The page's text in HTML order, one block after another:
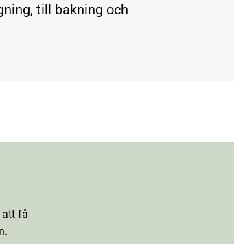
till bakning och
att få